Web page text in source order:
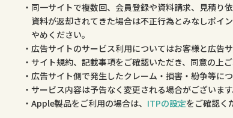
同一サイトで複数回、会員登録や資料請求、見積り
資料が返却されてきた場合は不正行為とみなしポイ
やめください。
広告サイトのサービス利用についてはお客様と広告
サイト規約、記載事項をご確認いただき、同意の上ご
広告サイト側で発生したクレーム・損害・紛争等に
サービス内容は予告なく変更される場合がございま
Apple製品をご利用の場合は、 ITPの設定をご確認く